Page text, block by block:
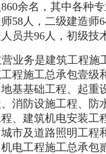
余名，其中各种专
58人，二级建造师
员共96人，初级技
业务是建筑工程施
程施工总承包壹级
地基基础工程、起重
消防设施工程、防
、建筑机电安装工
市及道路照明工程
机电工程施工总承包